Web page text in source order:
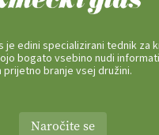
je edini specializirani tednik za
bogato vsebino nudi
prijetno branje vsej družini.
Naročite se